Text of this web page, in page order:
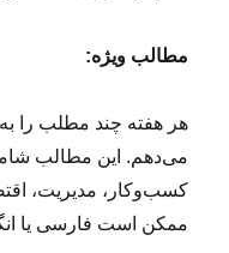
مطالب ویژه:
هر هفته چند مطلب را
می‌دهم. این مطالب
کسب‌وکار، مدیریت،
ممکن است فارسی یا